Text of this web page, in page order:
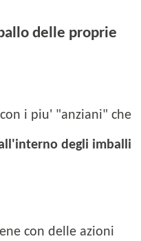
delle proprie
i piu' "anziani" che
degli imballi
con delle azioni